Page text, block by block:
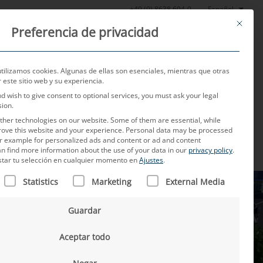
+49 (0) 8638 604-0 Español
Noticias Sobre nosotros Empleo Contacto
This
Preferencia de privacidad
cookies. Algunas de ellas son esenciales, mientras que otras
sitio web y su experiencia.
wish to give consent to optional services, you must ask your legal
technologies on our website. Some of them are essential, while
this website and your experience. Personal data may be processed
example for personalized ads and content or ad and content
find more information about the use of your data in our privacy policy.
tu selección en cualquier momento enAjustes.
FIGURA UNA LISTA DE LOS GRUPOS DE SERVICIOS
Statistics Marketing External Media
Guardar
Aceptar todo